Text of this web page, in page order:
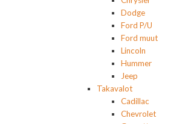
Dodge
Ford P/U
Ford muut
Lincoln
Hummer
Jeep
Takavalot
Cadillac
Chevrolet